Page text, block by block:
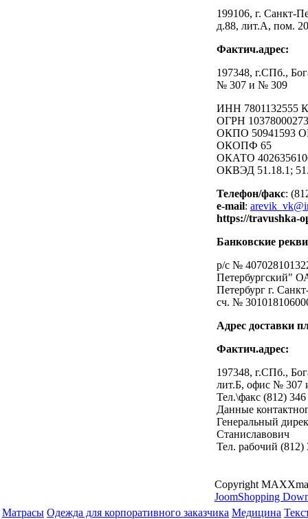
199106, г. Санкт-
д.88, лит.А, пом.
Фактич.адрес:
197348, г.СПб.,
№ 307 и № 309
ИНН 7801132555
ОГРН
ОКПО 50941593
ОКОПФ 65
ОКАТО
ОКВЭД 51.18.1;
Телефон/факс:
e-mail:
https://travushka-
Банковские
р/с №
Петербургский"
Петербург г.
сч. №
Адрес доставки
Фактич.адрес:
197348, г.СПб.,
лит.Б, офис № 307
Тел.\факс (812)
Данные
Генеральный
Станиславович
Тел. рабочий (812)
Copyright
JoomShopping
Матрасы Одежда для корпоративного заказчика Медицина